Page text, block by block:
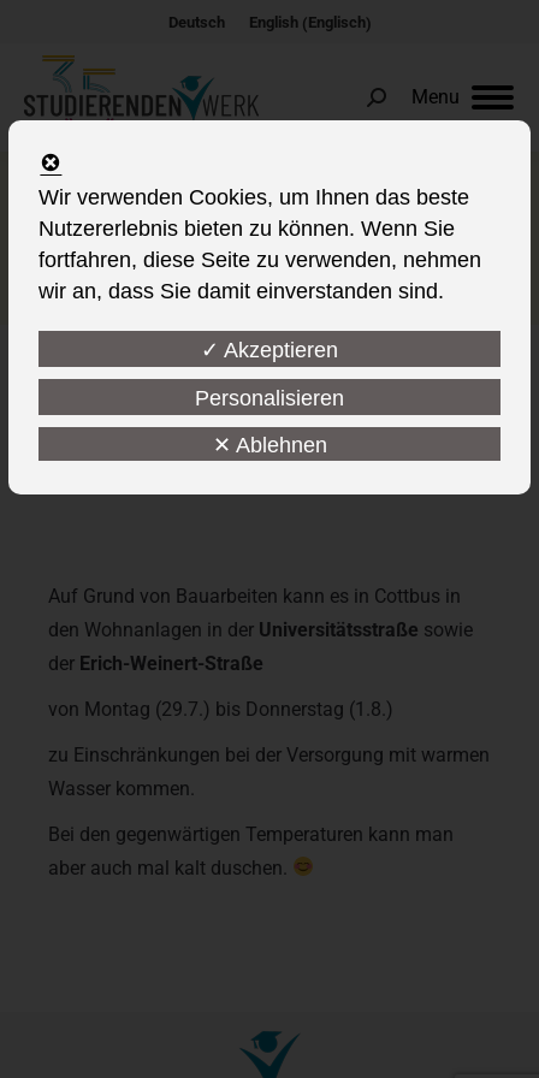
Deutsch English(Englisch)
Menu
Search:
Einschränkungen in der
Warmwasser-Versorgung in
Cottbus
This post is also available in:
Auf Grund von Bauarbeiten kann es in Cottbus in
den Wohnanlagen in der Universitätsstraße sowie
der Erich-Weinert-Straße
von Montag (29.7.) bis Donnerstag (1.8.)
zu Einschränkungen bei der Versorgung mit warmen
Wasser kommen.
Bei den gegenwärtigen Temperaturen kann man
aber auch mal kalt duschen.
Wir verwenden Cookies, um Ihnen das beste
Nutzererlebnis bieten zu können. Wenn Sie
fortfahren, diese Seite zu verwenden, nehmen
wir an, dass Sie damit einverstanden sind.
✓ Akzeptieren
Personalisieren
✕ Ablehnen